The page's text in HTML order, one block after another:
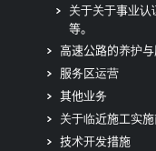
关于关于事业
等。
高速公路的养护
服务区运营
其他业务
关于临近施工实
技术开发措施